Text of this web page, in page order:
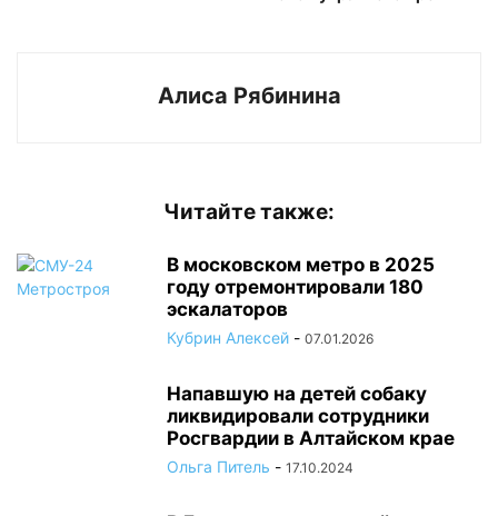
Алиса Рябинина
Читайте также:
В московском метро в 2025
году отремонтировали 180
эскалаторов
Кубрин Алексей - 07.01.2026
Напавшую на детей собаку
ликвидировали сотрудники
Росгвардии в Алтайском крае
Ольга Питель - 17.10.2024